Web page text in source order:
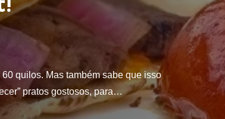
quilos. Mas também sabe que isso
pratos gostosos, para…